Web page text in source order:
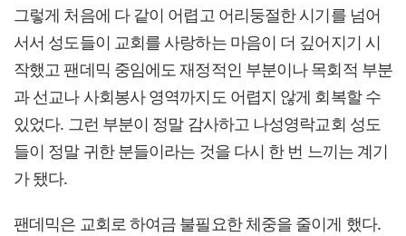
그렇게 처음에 다 같이 어렵고 어리둥절한 시기를 넘어
서서 성도들이 교회를 사랑하는 마음이 더 깊어지기 시
작했고 팬데믹 중임에도 재정적인 부분이나 목회적 부분
과 선교나 사회봉사 영역까지도 어렵지 않게 회복할 수
있었다. 그런 부분이 정말 감사하고 나성영락교회 성도
들이 정말 귀한 분들이라는 것을 다시 한 번 느끼는 계기
가 됐다.
팬데믹은 교회로 하여금 불필요한 체중을 줄이게 했다.